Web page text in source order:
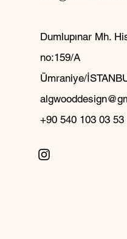
Dumlupınar Mh.
no:159/A
Ümraniye/
+90 540 103 03 53